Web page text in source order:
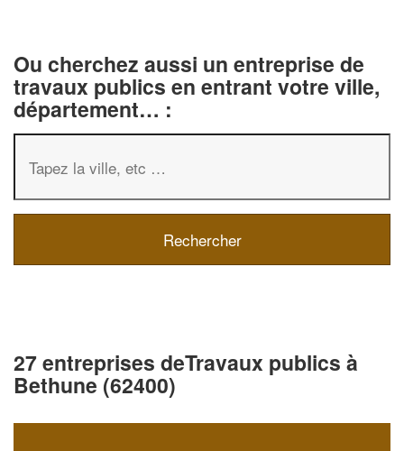
Ou cherchez aussi un entreprise de
travaux publics en entrant votre ville,
département… :
27 entreprises deTravaux publics à
Bethune (62400)